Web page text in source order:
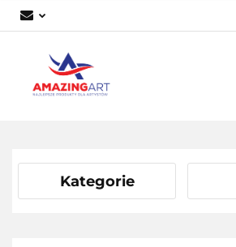
Kategorie